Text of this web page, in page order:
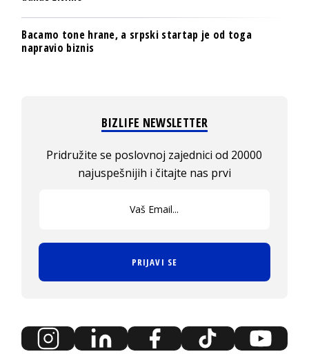
Bacamo tone hrane, a srpski startap je od toga
napravio biznis
BIZLIFE NEWSLETTER
Pridružite se poslovnoj zajednici od 20000
najuspešnijih i čitajte nas prvi
PRIJAVI SE